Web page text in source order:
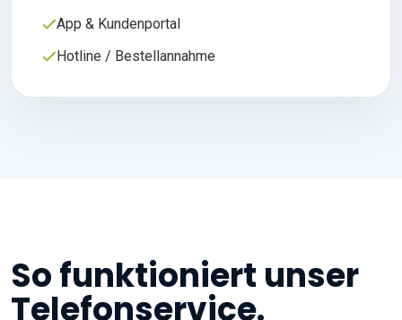
App & Kundenportal
Hotline / Bestellannahme
So funktioniert unser
Telefonservice.